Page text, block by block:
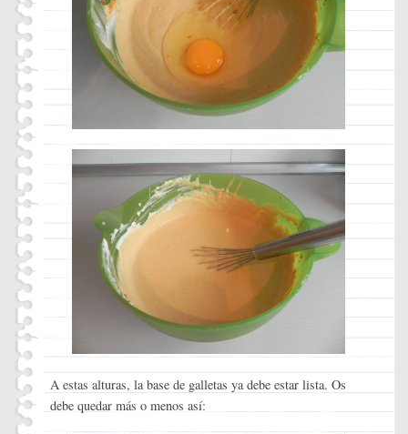
A estas alturas, la base de galletas ya debe estar lista. Os
debe quedar más o menos así: